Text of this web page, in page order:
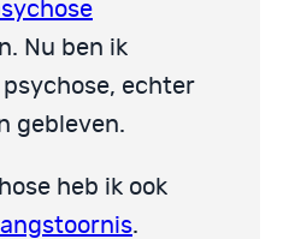
Nu ben ik
echter
gebleven.
heb ik ook
.